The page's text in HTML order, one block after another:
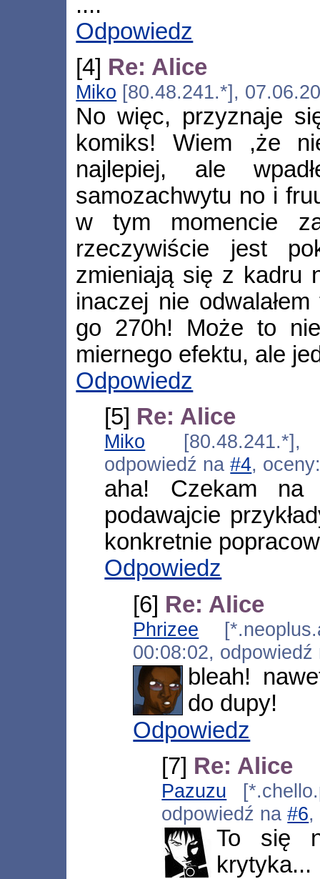
Odpowiedz
[4] Re: Alice
Miko [80.48.241.*],
No więc, przyznaje
komiks! Wiem ,że
najlepiej, ale
samozachwytu no i
w tym momencie
rzeczywiście jest
zmieniają się z kadru
inaczej nie
go 270h! Może to
miernego efektu, ale
Odpowiedz
[5] Re: Alice
Miko [80.48.241.*],
odpowiedź na#4,
aha! Czekam na
podawajcie
konkretnie
Odpowiedz
[6] Re: Alice
Phrizee
00:08:02,
bleah!
do dupy!
Odpowiedz
[7] Re: Alice
Pazuzu
odpowiedź na#6,
To się
krytyka...